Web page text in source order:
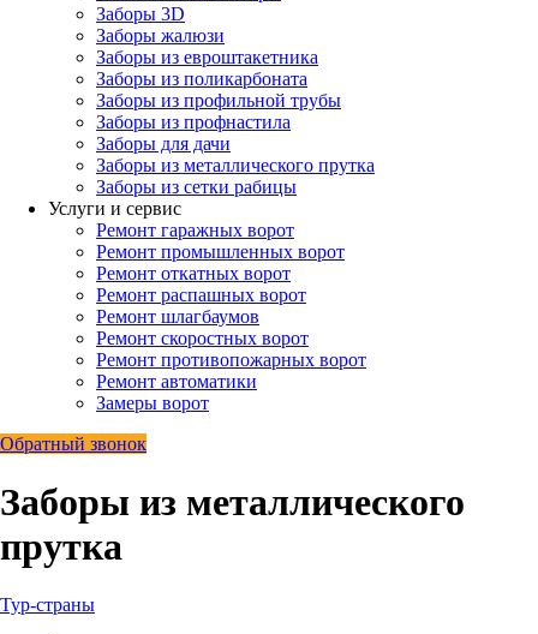
Заборы 3D
Заборы жалюзи
Заборы из евроштакетника
Заборы из поликарбоната
Заборы из профильной трубы
Заборы из профнастила
Заборы для дачи
Заборы из металлического прутка
Заборы из сетки рабицы
Услуги и сервис
Ремонт гаражных ворот
Ремонт промышленных ворот
Ремонт откатных ворот
Ремонт распашных ворот
Ремонт шлагбаумов
Ремонт скоростных ворот
Ремонт противопожарных ворот
Ремонт автоматики
Замеры ворот
Обратный звонок
Заборы из металлического
прутка
Тур-страны